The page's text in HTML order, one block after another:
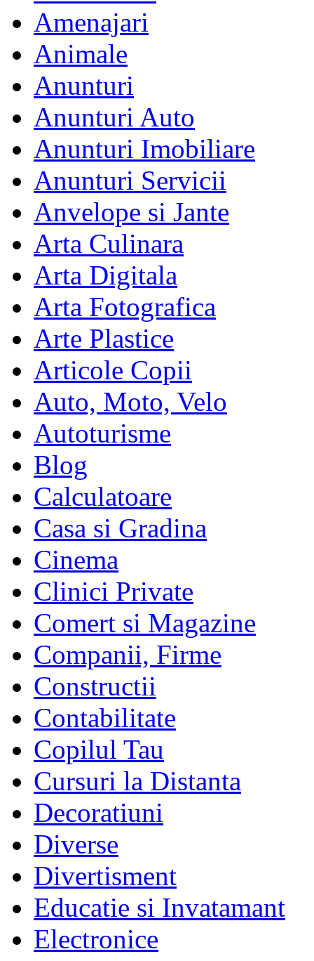
Amenajari
Animale
Anunturi
Anunturi Auto
Anunturi Imobiliare
Anunturi Servicii
Anvelope si Jante
Arta Culinara
Arta Digitala
Arta Fotografica
Arte Plastice
Articole Copii
Auto, Moto, Velo
Autoturisme
Blog
Calculatoare
Casa si Gradina
Cinema
Clinici Private
Comert si Magazine
Companii, Firme
Constructii
Contabilitate
Copilul Tau
Cursuri la Distanta
Decoratiuni
Diverse
Divertisment
Educatie si Invatamant
Electronice